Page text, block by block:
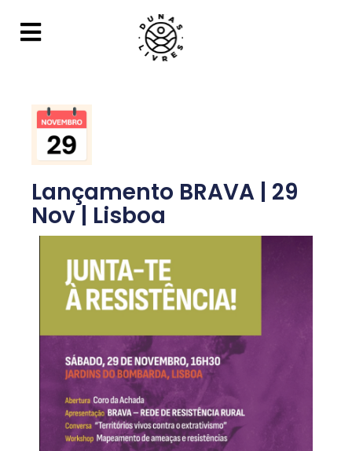
Lançamento BRAVA | 29
Nov | Lisboa